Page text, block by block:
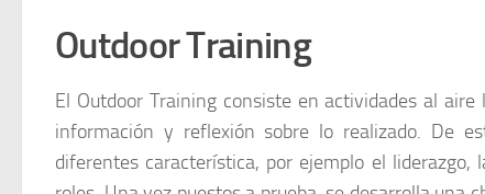
Outdoor Training
El Outdoor Training consiste en actividades al
información y reflexión sobre lo realizado. De
diferentes característica, por ejemplo el liderazgo,